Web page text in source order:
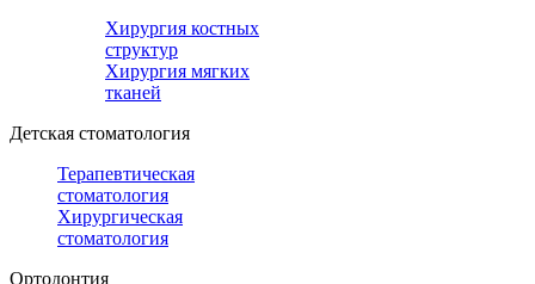
Хирургия костных
структур
Хирургия мягких
тканей
Детская стоматология
Терапевтическая
стоматология
Хирургическая
стоматология
Ортодонтия